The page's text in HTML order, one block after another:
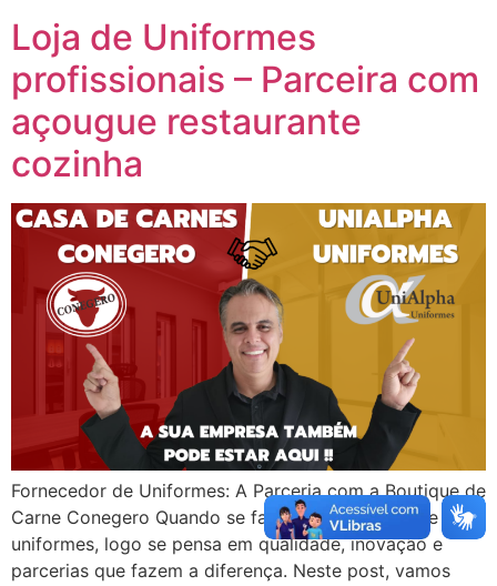
Loja de Uniformes
profissionais – Parceira com
açougue restaurante
cozinha
Fornecedor de Uniformes: A Parceria com a Boutique de
Carne Conegero Quando se fala em fornecedor de
uniformes, logo se pensa em qualidade, inovação e
parcerias que fazem a diferença. Neste post, vamos